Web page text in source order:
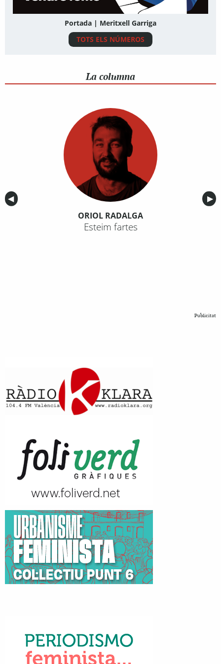
Portada | Meritxell Garriga
TOTS ELS NÚMEROS
La columna
Anterior
◀︎ ▶︎
ORIOL RADALGA
Esteim fartes
Publicitat